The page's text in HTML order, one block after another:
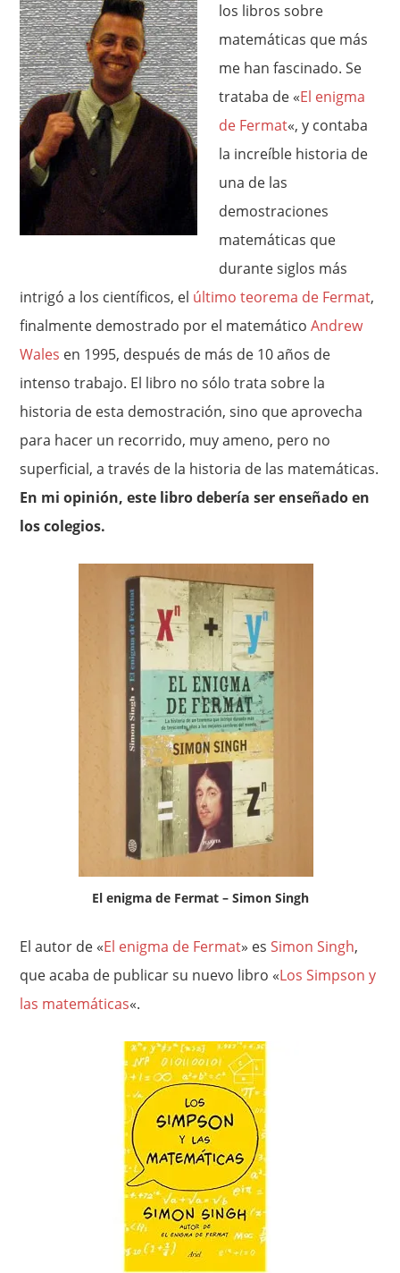
los libros sobre
matemáticas que más
me han fascinado. Se
trataba de «El enigma
de Fermat«, y contaba
la increíble historia de
una de las
demostraciones
matemáticas que
durante siglos más
intrigó a los científicos, el último teorema de Fermat,
finalmente demostrado por el matemáticoAndrew
Wales en 1995, después de más de 10 años de
intenso trabajo. El libro no sólo trata sobre la
historia de esta demostración, sino que aprovecha
para hacer un recorrido, muy ameno, pero no
superficial, a través de la historia de las matemáticas.
En mi opinión, este libro debería ser enseñado en
los colegios.
El enigma de Fermat – Simon Singh
El autor de «El enigma de Fermat» esSimon Singh,
que acaba de publicar su nuevo libro «Los Simpson y
las matemáticas«.